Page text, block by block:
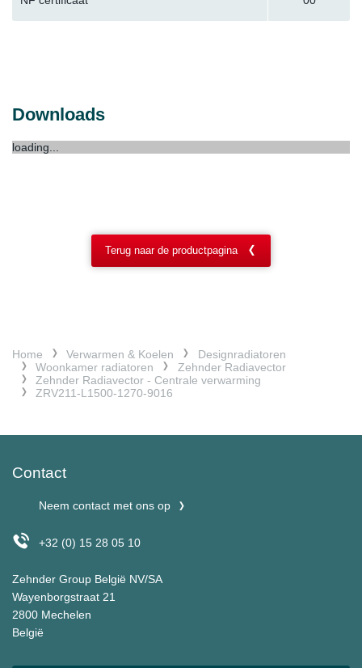
Downloads
loading...
Terug naar de productpagina
Home Verwarmen & Koelen
Designradiatoren
Woonkamer radiatoren
Zehnder Radiavector
Zehnder Radiavector - Centrale verwarming
ZRV211-L1500-1270-9016
Contact
Neem contact met ons op
+32 (0) 15 28 05 10
Zehnder Group België NV/SA
Wayenborgstraat 21
2800 Mechelen
België